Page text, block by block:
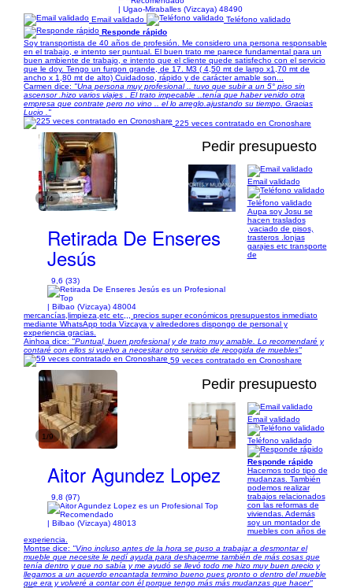
| Ugao-Miraballes (Vizcaya) 48490
Email validado
Teléfono validado
Responde rápido
Soy transportista de 40 años de profesión. Me considero una persona responsable
en el trabajo, e intento ser puntual. El buen trato me parece fundamental para un
buen ambiente de trabajo, e intento que el cliente quede satisfecho con el servicio
que le doy. Tengo un furgon grande, de 17. M3 ( 4,50 mt de largo x1,70 mt de
ancho x 1,80 mt de alto) Cuidadoso, rápido y de carácter amable son...
Carmen dice: "Una persona muy profesional .. tuvo que subir a un 5° piso sin
ascensor .hizo varios viajes . El trato impecable ..tenía que haber venido otra
empresa que contrate pero no vino .. el lo arreglo.ajustando su tiempo. Gracias
Lucio ."
225 veces contratado en Cronoshare
1/4
Pedir presupuesto
Retirada De Enseres
Jesús
9,6 (33)
| Bilbao (Vizcaya) 48004
Email validado
Teléfono validado
Aupa soy Josu se
hacen traslados
,vaciado de pisos,
trasteros .lonjas
garajes etc transporte
de
mercancías,limpieza,etc etc,,, precios super económicos presupuestos inmediato
mediante WhatsApp toda Vizcaya y alrededores dispongo de personal y
experiencia gracias.
Ainhoa dice: "Puntual, buen profesional y de trato muy amable. Lo recomendaré y
contaré con ellos si vuelvo a necesitar otro servicio de recogida de muebles"
59 veces contratado en Cronoshare
1/9
Pedir presupuesto
Aitor Agundez Lopez
9,8 (97)
| Bilbao (Vizcaya) 48013
Email validado
Teléfono validado
Responde rápido
Hacemos todo tipo de
mudanzas. También
podemos realizar
trabajos relacionados
con las reformas de
viviendas. Además
soy un montador de
muebles con años de
experiencia.
Montse dice: "Vino incluso antes de la hora se puso a trabajar a desmontar el
mueble que necesite le pedí ayuda para deshacerme también de más cosas que
tenía dentro y que no sabía y me ayudó se llevó todo me hizo muy buen precio y
llegamos a un acuerdo encantada termino bueno pues pronto o dentro del mueble
que era y volveré a contar con él porque tengo más más mudanzas que hacer"